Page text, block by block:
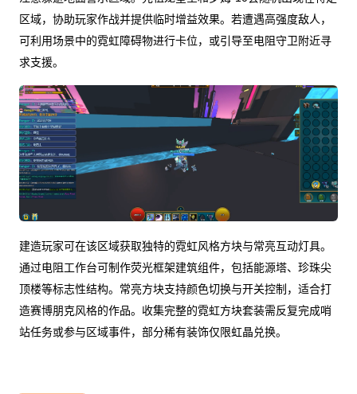
区域，协助玩家作战并提供临时增益效果。若遭遇高强度敌人，
可利用场景中的霓虹障碍物进行卡位，或引导至电阻守卫附近寻
求支援。
建造玩家可在该区域获取独特的霓虹风格方块与常亮互动灯具。
通过电阻工作台可制作荧光框架建筑组件，包括能源塔、珍珠尖
顶楼等标志性结构。常亮方块支持颜色切换与开关控制，适合打
造赛博朋克风格的作品。收集完整的霓虹方块套装需反复完成哨
站任务或参与区域事件，部分稀有装饰仅限虹晶兑换。